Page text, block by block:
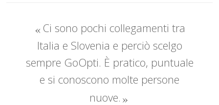
Ci sono pochi collegamenti tra
Italia e Slovenia e perciò scelgo
sempre GoOpti. È pratico, puntuale
e si conoscono molte persone
nuove.